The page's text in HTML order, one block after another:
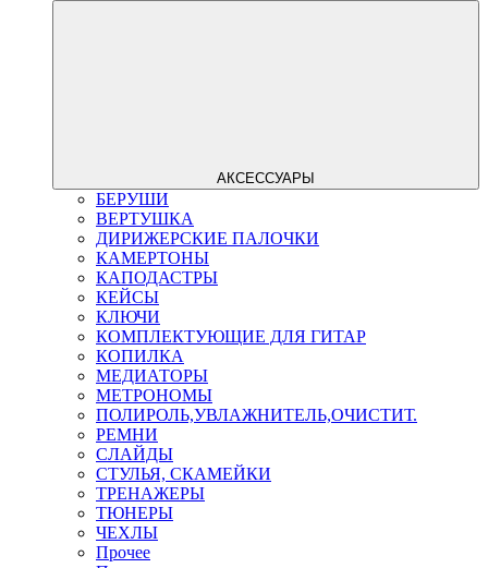
АКСЕССУАРЫ
БЕРУШИ
ВЕРТУШКА
ДИРИЖЕРСКИЕ ПАЛОЧКИ
КАМЕРТОНЫ
КАПОДАСТРЫ
КЕЙСЫ
КЛЮЧИ
КОМПЛЕКТУЮЩИЕ ДЛЯ ГИТАР
КОПИЛКА
МЕДИАТОРЫ
МЕТРОНОМЫ
ПОЛИРОЛЬ,УВЛАЖНИТЕЛЬ,ОЧИСТИТ.
РЕМНИ
СЛАЙДЫ
СТУЛЬЯ, СКАМЕЙКИ
ТРЕНАЖЕРЫ
ТЮНЕРЫ
ЧЕХЛЫ
Прочее